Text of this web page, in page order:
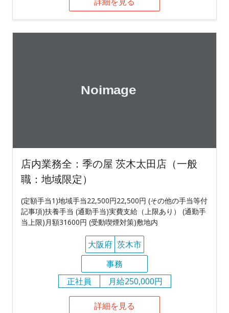
店内業務全：季の屋 茨木太田店（一般
職：地域限定）
(定額手当1)地域手当22,500円22,500円 (その他の手当等付
記事項)扶養手当 (通勤手当)実費支給（上限あり） (通勤手
当上限)月額31600円 (受動喫煙対策)敷地内
大阪府 茨木市
事務
正社員
月給250,000円
詳細を見る